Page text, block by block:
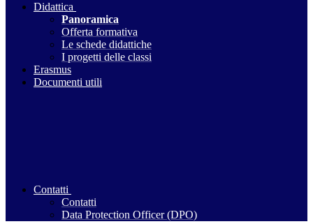
Didattica
Panoramica
Offerta formativa
Le schede didattiche
I progetti delle classi
Erasmus
Documenti utili
Contatti
Contatti
Data Protection Officer (DPO)